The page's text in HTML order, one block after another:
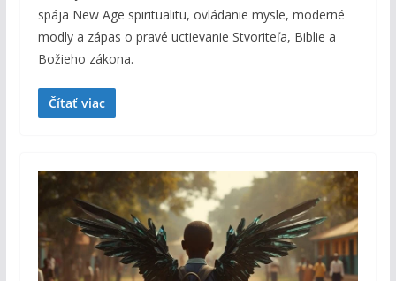
spája New Age spiritualitu, ovládanie mysle, moderné
modly a zápas o pravé uctievanie Stvoriteľa, Biblie a
Božieho zákona.
Čítať viac